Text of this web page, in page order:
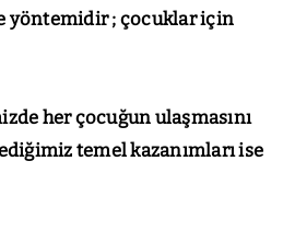
yöntemidir ; çocuklar için
her çocuğun ulaşmasını
temel kazanımları ise